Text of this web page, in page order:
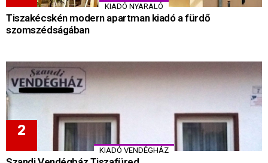
KIADÓ NYARALÓ
Tiszakécskén modern apartman kiadó a fürdő
szomszédságában
KIADÓ VENDÉGHÁZ